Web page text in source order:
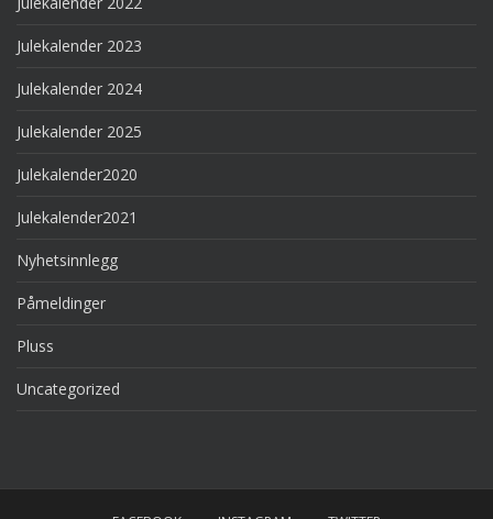
Julekalender 2023
Julekalender 2024
Julekalender 2025
Julekalender2020
Julekalender2021
Nyhetsinnlegg
Påmeldinger
Pluss
Uncategorized